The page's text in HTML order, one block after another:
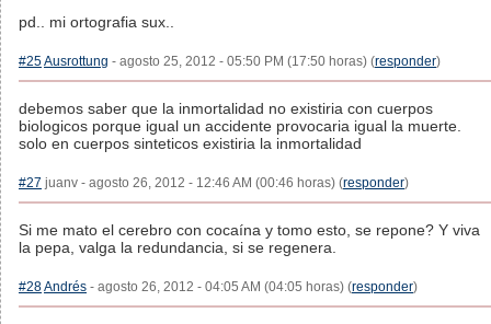
pd.. mi ortografia sux..
#25Ausrottung - agosto 25, 2012 - 05:50 PM (17:50 horas) (responder)
debemos saber que la inmortalidad no existiria con cuerpos
biologicos porque igual un accidente provocaria igual la muerte.
solo en cuerpos sinteticos existiria la inmortalidad
#27 juanv - agosto 26, 2012 - 12:46 AM (00:46 horas) (responder)
Si me mato el cerebro con cocaína y tomo esto, se repone? Y viva
la pepa, valga la redundancia, si se regenera.
#28Andrés - agosto 26, 2012 - 04:05 AM (04:05 horas) (responder)